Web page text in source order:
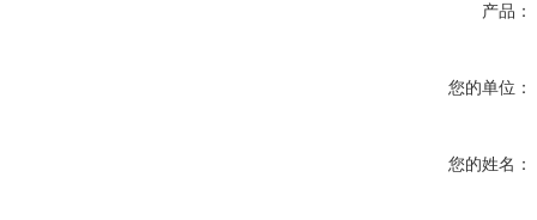
产品：
您的单位：
您的姓名：